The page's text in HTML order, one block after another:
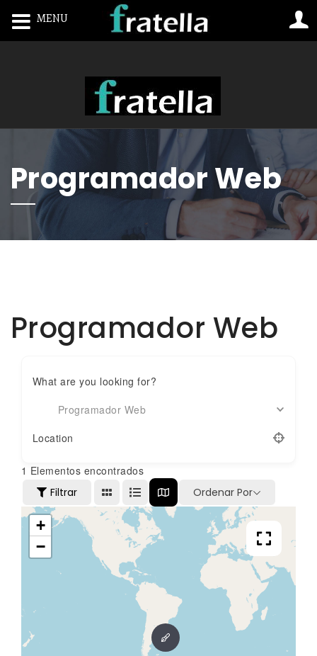
Programador Web
Programador Web
What are you looking for?
Programador Web
Location
1 Elementos encontrados
Filtrar
Ordenar Por
+
−
MENU